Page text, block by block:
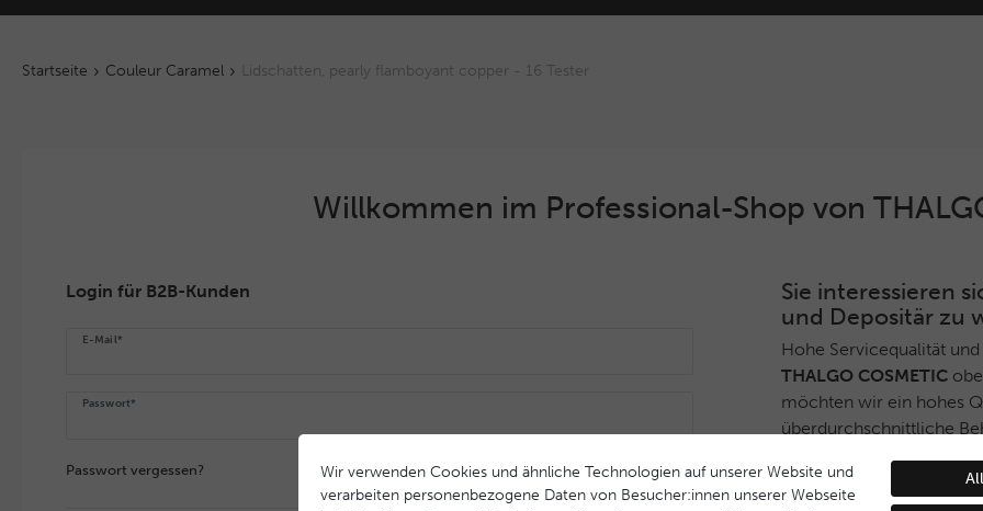
Startseite Couleur Caramel Lidschatten, pearly flamboyant copper - 16 Tester
Willkommen im Professional-Shop von
Login für B2B-Kunden
E-Mail*
Passwort*
Passwort vergessen? Anmelden
Sie interessieren
und Depositär zu
Hohe Servicequalität
THALGO COSMETIC
möchten wir ein hohes
überdurchschnittliche
Deshalb haben wir ein
THALGO COSMETIC
Wir verwenden Cookies und ähnliche Technologien auf unserer Website und
verarbeiten personenbezogene Daten von Besucher:innen unserer Webseite